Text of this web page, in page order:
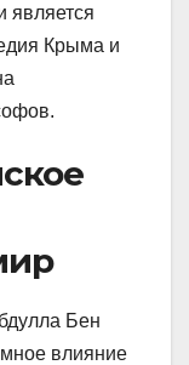
является
Крыма и
Бен
влияние